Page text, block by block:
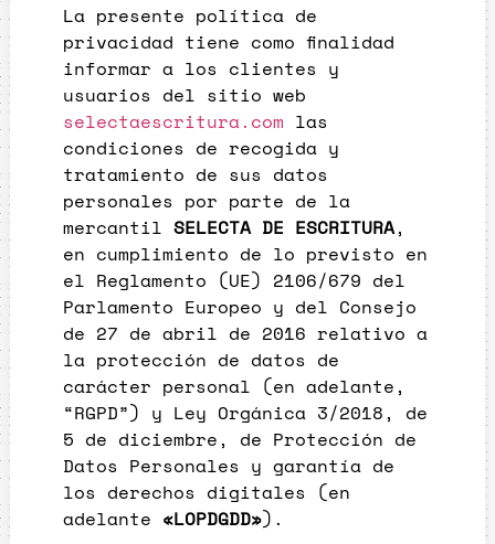
La presente política de
privacidad tiene como finalidad
informar a los clientes y
usuarios del sitio web
selectaescritura.com las
condiciones de recogida y
tratamiento de sus datos
personales por parte de la
mercantilSELECTA DE ESCRITURA,
en cumplimiento de lo previsto en
el Reglamento (UE) 2106/679 del
Parlamento Europeo y del Consejo
de 27 de abril de 2016 relativo a
la protección de datos de
carácter personal (en adelante,
“RGPD”) y Ley Orgánica 3/2018, de
5 de diciembre, de Protección de
Datos Personales y garantía de
los derechos digitales (en
adelante «LOPDGDD»).